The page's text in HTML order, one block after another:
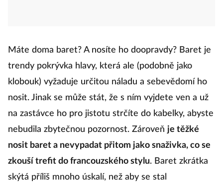
Máte doma baret? A nosíte ho doopravdy? Baret je
trendy pokrývka hlavy, která ale (podobně jako
klobouk) vyžaduje určitou náladu a sebevědomí ho
nosit. Jinak se může stát, že s ním vyjdete ven a už
na zastávce ho pro jistotu strčíte do kabelky, abyste
nebudila zbytečnou pozornost. Zároveň je těžké
nosit baret a nevypadat přitom jako snaživka, co se
zkouší trefit do francouzského stylu. Baret zkrátka
skýtá příliš mnoho úskalí, než aby se stal